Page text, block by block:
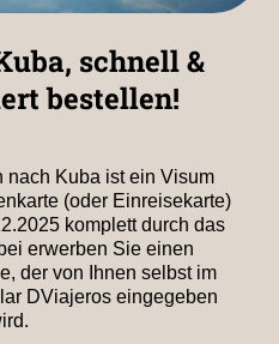
schnell &
bestellen!
nach Kuba ist ein Visum
(oder Einreisekarte)
komplett durch das
erwerben Sie einen
der von Ihnen selbst im
DViajeros eingegeben